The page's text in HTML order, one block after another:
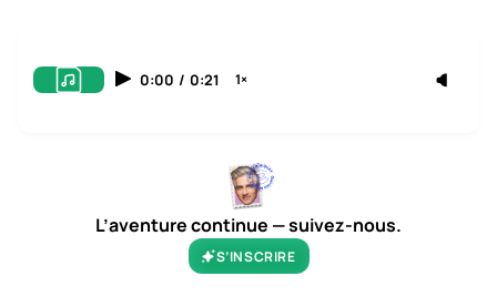
0:00 / 0:21 1×
L’aventure continue — suivez-nous.
S’INSCRIRE